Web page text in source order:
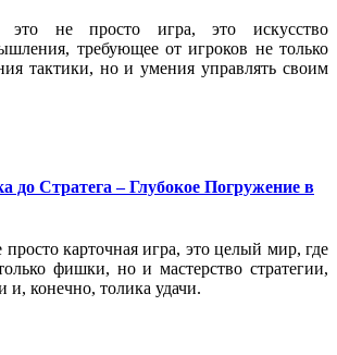
не просто игра, это искусство
требующее от игроков не только
тактики, но и умения управлять своим
до Стратега – Глубокое Погружение в
карточная игра, это целый мир, где
фишки, но и мастерство стратегии,
и, конечно, толика удачи.